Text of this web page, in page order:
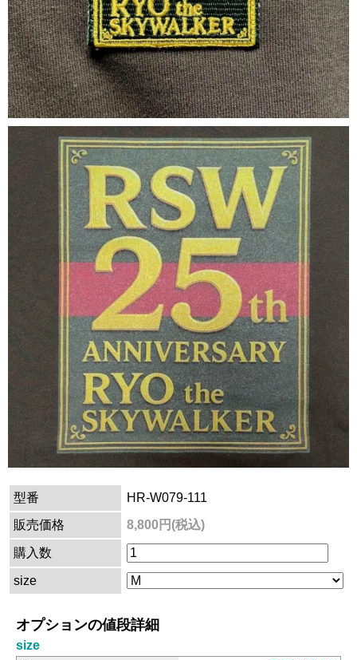
型番
HR-W079-111
販売価格
8,800円(税込)
購入数
size
オプションの値段詳細
size